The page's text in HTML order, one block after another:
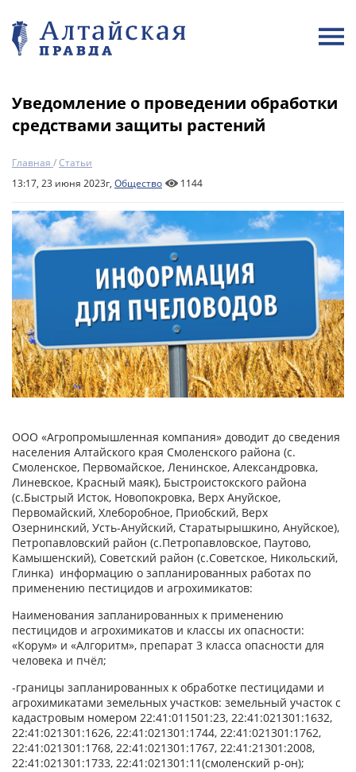
Уведомление о проведении обработки
средствами защиты растений
Главная /Статьи
13:17, 23 июня 2023г, Общество 1144
ООО «Агропромышленная компания» доводит до сведения
населения Алтайского края Смоленского района (с.
Смоленское, Первомайское, Ленинское, Александровка,
Линевское, Красный маяк), Быстроистокского района
(с.Быстрый Исток, Новопокровка, Верх Ануйское,
Первомайский, Хлеборобное, Приобский, Верх
Озернинский, Усть-Ануйский, Старатырышкино, Ануйское),
Петропавловский район (с.Петропавловское, Паутово,
Камышенский), Советский район (с.Советское, Никольский,
Глинка) информацию о запланированных работах по
применению пестицидов и агрохимикатов:
Наименования запланированных к применению
пестицидов и агрохимикатов и классы их опасности:
«Корум» и «Алгоритм», препарат 3 класса опасности для
человека и пчёл;
-границы запланированных к обработке пестицидами и
агрохимикатами земельных участков: земельный участок с
кадастровым номером 22:41:011501:23, 22:41:021301:1632,
22:41:021301:1626, 22:41:021301:1744, 22:41:021301:1762,
22:41:021301:1768, 22:41:021301:1767, 22:41:21301:2008,
22:41:021301:1733, 22:41:021301:11(смоленский р-он);